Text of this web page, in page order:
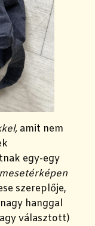
amit nem
egy-egy
mesetérképen
szereplője,
hanggal
választott)